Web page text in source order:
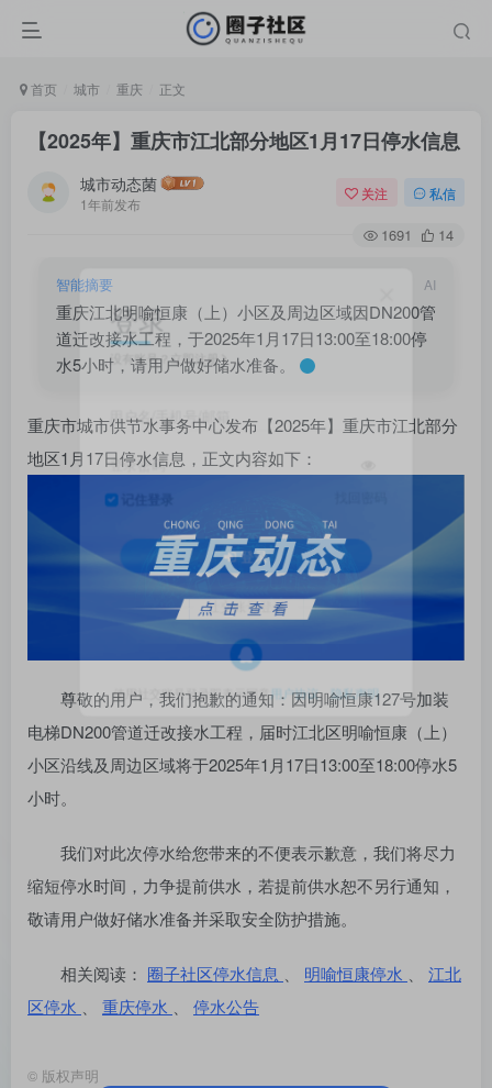
首页 城市 重庆 正文
【2025年】重庆市江北部分地区1月17日停水信息
城市动态菌
1年前发布
关注 私信
1691 14
智能摘要 AI
重庆江北明喻恒康（上）小区及周边区域因DN200管
道迁改接水工程，于2025年1月17日13:00至18:00停
水5小时，请用户做好储水准备。
重庆市城市供节水事务中心发布【2025年】重庆市江北部分
地区1月17日停水信息，正文内容如下：
尊敬的用户，我们抱歉的通知：因明喻恒康127号加装
电梯DN200管道迁改接水工程，届时江北区明喻恒康（上）
小区沿线及周边区域将于2025年1月17日13:00至18:00停水5
小时。
我们对此次停水给您带来的不便表示歉意，我们将尽力
缩短停水时间，力争提前供水，若提前供水恕不另行通知，
敬请用户做好储水准备并采取安全防护措施。
相关阅读： 圈子社区停水信息 、 明喻恒康停水 、 江北
区停水 、 重庆停水 、 停水公告
© 版权声明
登录
没有账号？立即注册
登录密码
记住登录
登录
社交账号登录
使用社交账号登录即表示同意用户协议、 隐私声明